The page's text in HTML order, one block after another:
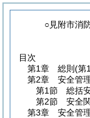
○見附市消
目次
第1章
総則 (第
第2章
安全管
第1節
総括
第2節
安全
第3章
安全管